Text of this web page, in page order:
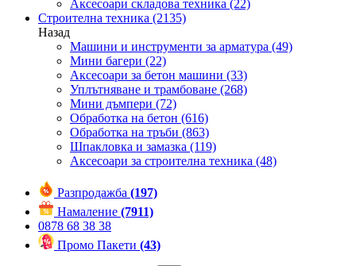
Аксесоари складова техника (22)
Строителна техника (2135)
Назад
Машини и инструменти за арматура (49)
Мини багери (22)
Аксесоари за бетон машини (33)
Уплътняване и трамбоване (268)
Мини дъмпери (72)
Обработка на бетон (616)
Обработка на тръби (863)
Шпакловка и замазка (119)
Аксесоари за строителна техника (48)
Разпродажба (197)
Намаление (7911)
0878 68 38 38
Промо Пакети (43)